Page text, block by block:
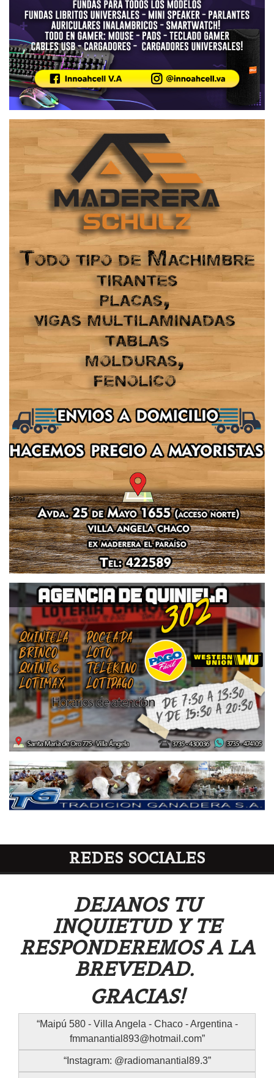
REDES SOCIALES
DEJANOS TU
INQUIETUD Y TE
RESPONDEREMOS A LA
BREVEDAD.
GRACIAS!
Maipú 580 - Villa Angela - Chaco - Argentina -
fmmanantial893@hotmail.com
Instagram: @radiomanantial89.3